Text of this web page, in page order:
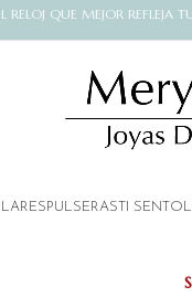
RELOJ QUE MEJOR REFLEJA
PULSERASTI SENTO